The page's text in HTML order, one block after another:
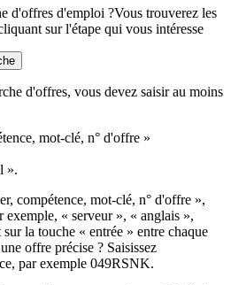
d'offres d'emploi ?Vous trouverez les
sur l'étape qui vous intéresse
d'offres, vous devez saisir au moins
mot-clé, n° d'offre »
».
compétence, mot-clé, n° d'offre »,
exemple, « serveur », « anglais »,
sur la touche « entrée » entre chaque
offre précise ? Saisissez
par exemple 049RSNK.